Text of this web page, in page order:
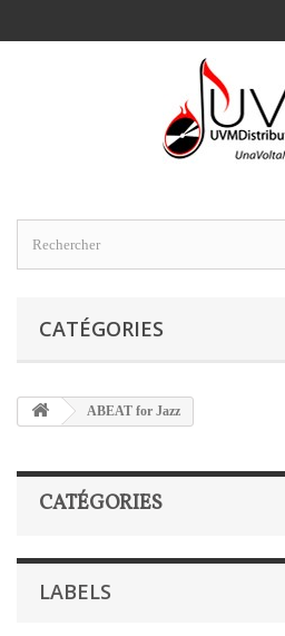
CATÉGORIES
ABEAT for Jazz
CATÉGORIES
LABELS